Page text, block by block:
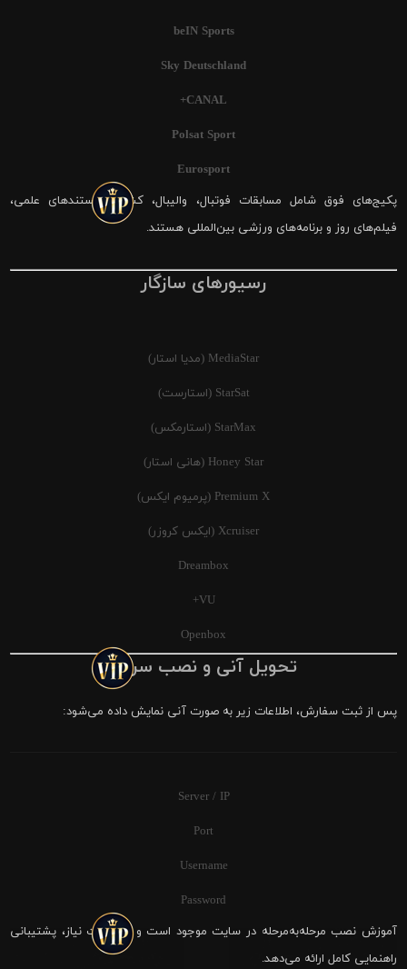
beIN Sports
Sky Deutschland
CANAL+
Polsat Sport
Eurosport
پکیج‌های فوق شامل مسابقات فوتبال، والیبال، کشتی، مستندهای علمی،
فیلم‌های روز و برنامه‌های ورزشی بین‌المللی هستند.
رسیورهای سازگار
MediaStar (مدیا استار)
StarSat (استارست)
StarMax (استارمکس)
Honey Star (هانی استار)
Premium X (پرمیوم ایکس)
Xcruiser (ایکس کروزر)
Dreambox
VU+
Openbox
تحویل آنی و نصب سریع
پس از ثبت سفارش، اطلاعات زیر به صورت آنی نمایش داده می‌شود:
Server / IP
Port
Username
Password
آموزش نصب مرحله‌به‌مرحله در سایت موجود است و در صورت نیاز، پشتیبانی
راهنمایی کامل ارائه می‌دهد.